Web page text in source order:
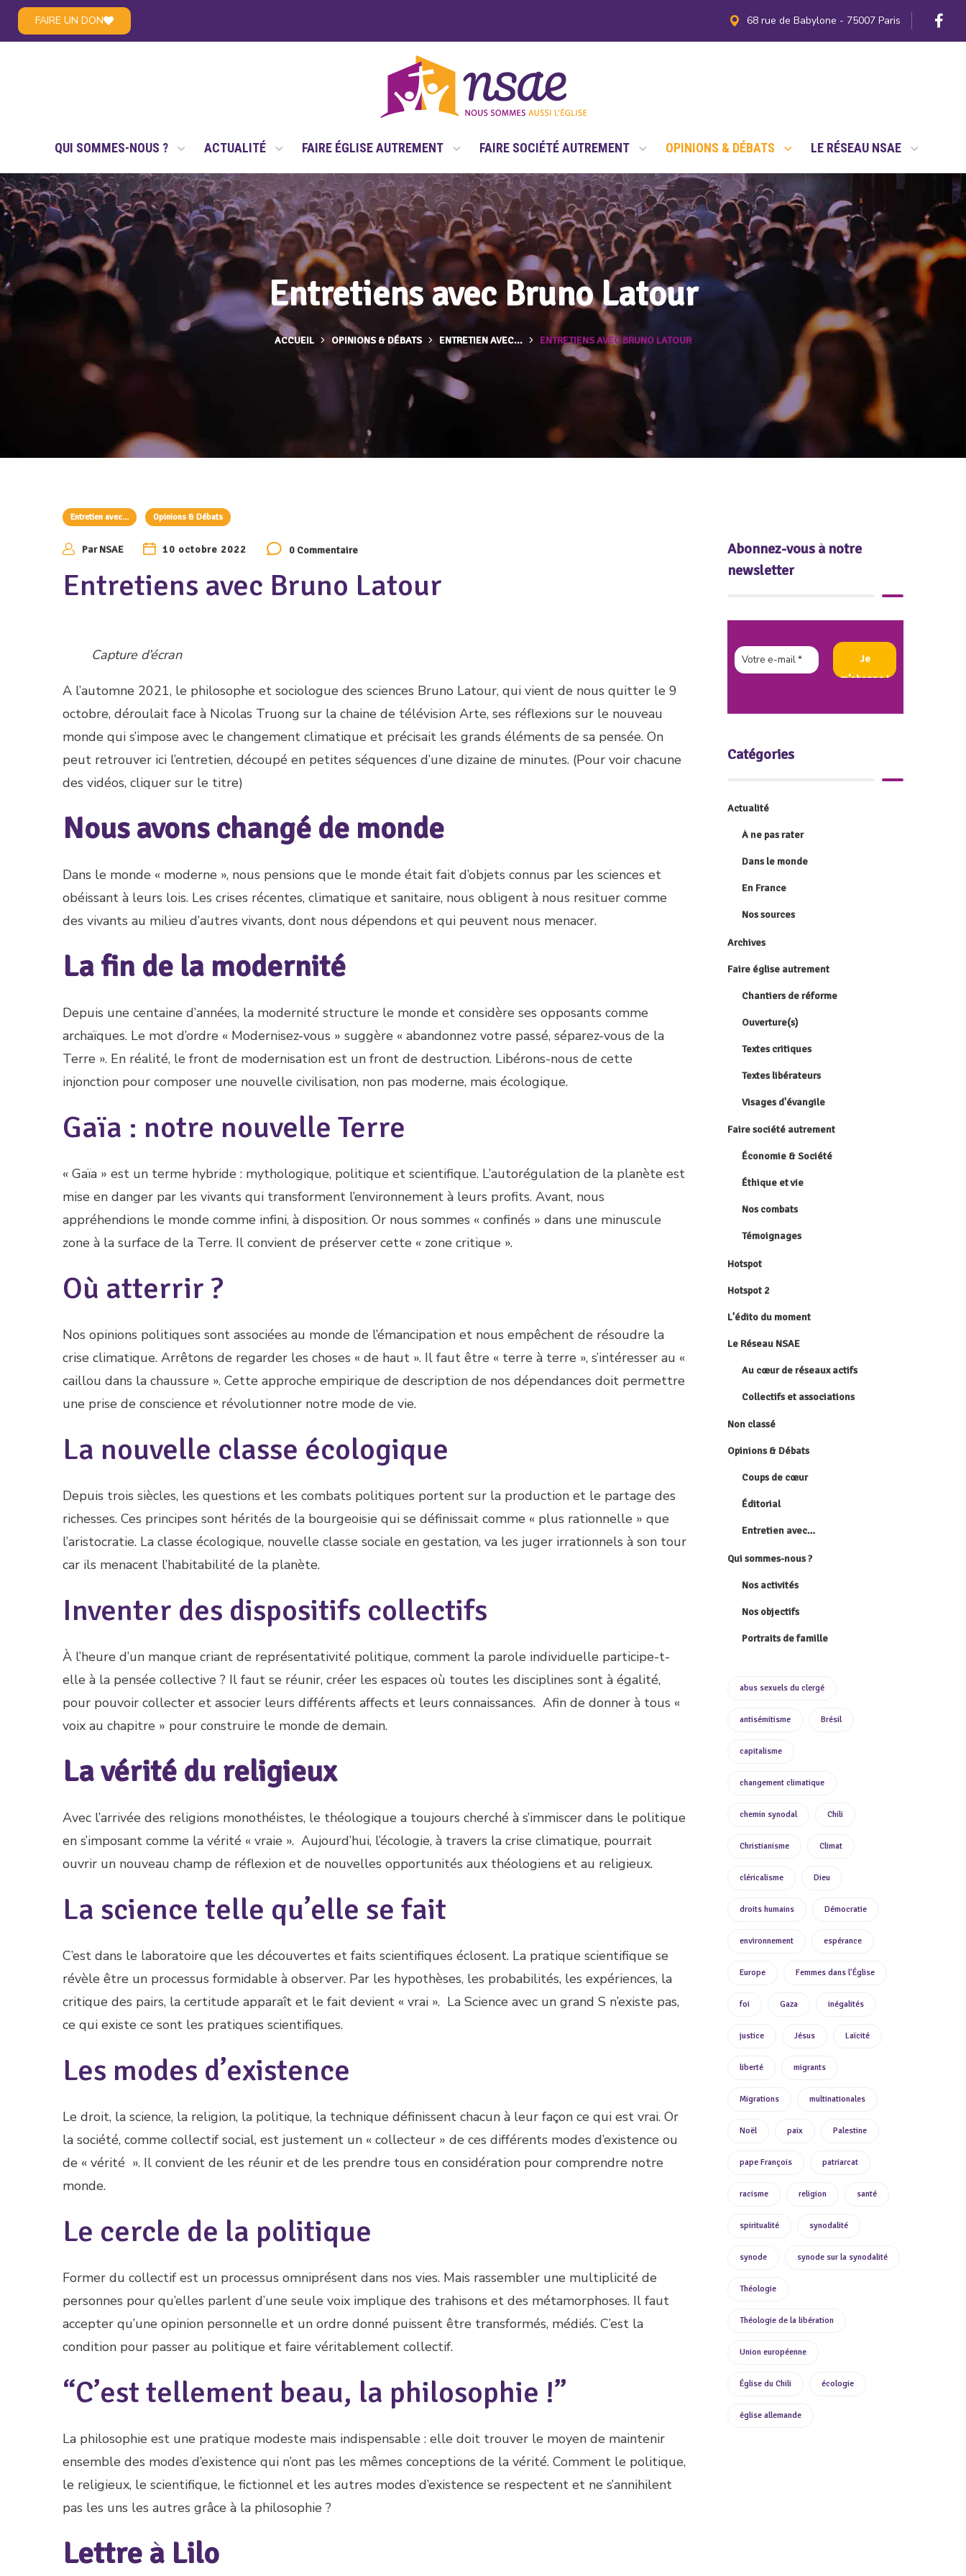
FAIRE UN DON 68 rue de Babylone - 75007 Paris
QUI SOMMES-NOUS ? ACTUALITÉ FAIRE ÉGLISE AUTREMENT FAIRE SOCIÉTÉ AUTREMENT OPINIONS & DÉBATS LE RÉSEAU NSAE
LE RÉSEAU NSAE
Entretiens avec Bruno Latour
ACCUEIL OPINIONS & DÉBATS ENTRETIEN AVEC... ENTRETIENS AVEC BRUNO LATOUR
Entretien avec... Opinions & Débats
ParNSAE 10 octobre 2022 0 Commentaire
Entretiens avec Bruno Latour
Capture d’écran
A l’automne 2021, le philosophe et sociologue des sciences Bruno Latour, qui vient de nous quitter le 9
octobre, déroulait face à Nicolas Truong sur la chaine de télévision Arte, ses réflexions sur le nouveau
monde qui s’impose avec le changement climatique et précisait les grands éléments de sa pensée. On
peut retrouver ici l’entretien, découpé en petites séquences d’une dizaine de minutes. (Pour voir chacune
des vidéos, cliquer sur le titre)
Nous avons changé de monde
Dans le monde « moderne », nous pensions que le monde était fait d’objets connus par les sciences et
obéissant à leurs lois. Les crises récentes, climatique et sanitaire, nous obligent à nous resituer comme
des vivants au milieu d’autres vivants, dont nous dépendons et qui peuvent nous menacer.
La fin de la modernité
Depuis une centaine d’années, la modernité structure le monde et considère ses opposants comme
archaïques. Le mot d’ordre « Modernisez-vous » suggère « abandonnez votre passé, séparez-vous de la
Terre ». En réalité, le front de modernisation est un front de destruction. Libérons-nous de cette
injonction pour composer une nouvelle civilisation, non pas moderne, mais écologique.
Gaïa : notre nouvelle Terre
« Gaïa » est un terme hybride : mythologique, politique et scientifique. L’autorégulation de la planète est
mise en danger par les vivants qui transforment l’environnement à leurs profits. Avant, nous
appréhendions le monde comme infini, à disposition. Or nous sommes « confinés » dans une minuscule
zone à la surface de la Terre. Il convient de préserver cette « zone critique ».
Où atterrir ?
Nos opinions politiques sont associées au monde de l’émancipation et nous empêchent de résoudre la
crise climatique. Arrêtons de regarder les choses « de haut ». Il faut être « terre à terre », s’intéresser au «
caillou dans la chaussure ». Cette approche empirique de description de nos dépendances doit permettre
une prise de conscience et révolutionner notre mode de vie.
La nouvelle classe écologique
Depuis trois siècles, les questions et les combats politiques portent sur la production et le partage des
richesses. Ces principes sont hérités de la bourgeoisie qui se définissait comme « plus rationnelle » que
l’aristocratie. La classe écologique, nouvelle classe sociale en gestation, va les juger irrationnels à son tour
car ils menacent l’habitabilité de la planète.
Inventer des dispositifs collectifs
À l’heure d’un manque criant de représentativité politique, comment la parole individuelle participe-t-
elle à la pensée collective ? Il faut se réunir, créer les espaces où toutes les disciplines sont à égalité,
pour pouvoir collecter et associer leurs différents affects et leurs connaissances. Afin de donner à tous «
voix au chapitre » pour construire le monde de demain.
La vérité du religieux
Avec l’arrivée des religions monothéistes, le théologique a toujours cherché à s’immiscer dans le politique
en s’imposant comme la vérité « vraie ». Aujourd’hui, l’écologie, à travers la crise climatique, pourrait
ouvrir un nouveau champ de réflexion et de nouvelles opportunités aux théologiens et au religieux.
La science telle qu’elle se fait
C’est dans le laboratoire que les découvertes et faits scientifiques éclosent. La pratique scientifique se
révèle être un processus formidable à observer. Par les hypothèses, les probabilités, les expériences, la
critique des pairs, la certitude apparaît et le fait devient « vrai ». La Science avec un grand S n’existe pas,
ce qui existe ce sont les pratiques scientifiques.
Les modes d’existence
Le droit, la science, la religion, la politique, la technique définissent chacun à leur façon ce qui est vrai. Or
la société, comme collectif social, est justement un « collecteur » de ces différents modes d’existence ou
de « vérité ». Il convient de les réunir et de les prendre tous en considération pour comprendre notre
monde.
Le cercle de la politique
Former du collectif est un processus omniprésent dans nos vies. Mais rassembler une multiplicité de
personnes pour qu’elles parlent d’une seule voix implique des trahisons et des métamorphoses. Il faut
accepter qu’une opinion personnelle et un ordre donné puissent être transformés, médiés. C’est la
condition pour passer au politique et faire véritablement collectif.
“C’est tellement beau, la philosophie !”
La philosophie est une pratique modeste mais indispensable : elle doit trouver le moyen de maintenir
ensemble des modes d’existence qui n’ont pas les mêmes conceptions de la vérité. Comment le politique,
le religieux, le scientifique, le fictionnel et les autres modes d’existence se respectent et ne s’annihilent
pas les uns les autres grâce à la philosophie ?
Lettre à Lilo
Abonnez-vous à notre
newsletter
Catégories
Actualité
À ne pas rater
Dans le monde
En France
Nos sources
Archives
Faire église autrement
Chantiers de réforme
Ouverture(s)
Textes critiques
Textes libérateurs
Visages d'évangile
Faire société autrement
Économie & Société
Éthique et vie
Nos combats
Témoignages
Hotspot
Hotspot 2
L'édito du moment
Le Réseau NSAE
Au cœur de réseaux actifs
Collectifs et associations
Non classé
Opinions & Débats
Coups de cœur
Éditorial
Entretien avec…
Qui sommes-nous ?
Nos activités
Nos objectifs
Portraits de famille
abus sexuels du clergé
antisémitisme Brésil
capitalisme
changement climatique
chemin synodal Chili
Christianisme Climat
cléricalisme Dieu
droits humains Démocratie
environnement espérance
Europe Femmes dans l'Église
foi Gaza inégalités
justice Jésus Laïcité
liberté migrants
Migrations multinationales
Noël paix Palestine
pape François patriarcat
racisme religion santé
spiritualité synodalité
synode synode sur la synodalité
Théologie
Théologie de la libération
Union européenne
Église du Chili écologie
église allemande